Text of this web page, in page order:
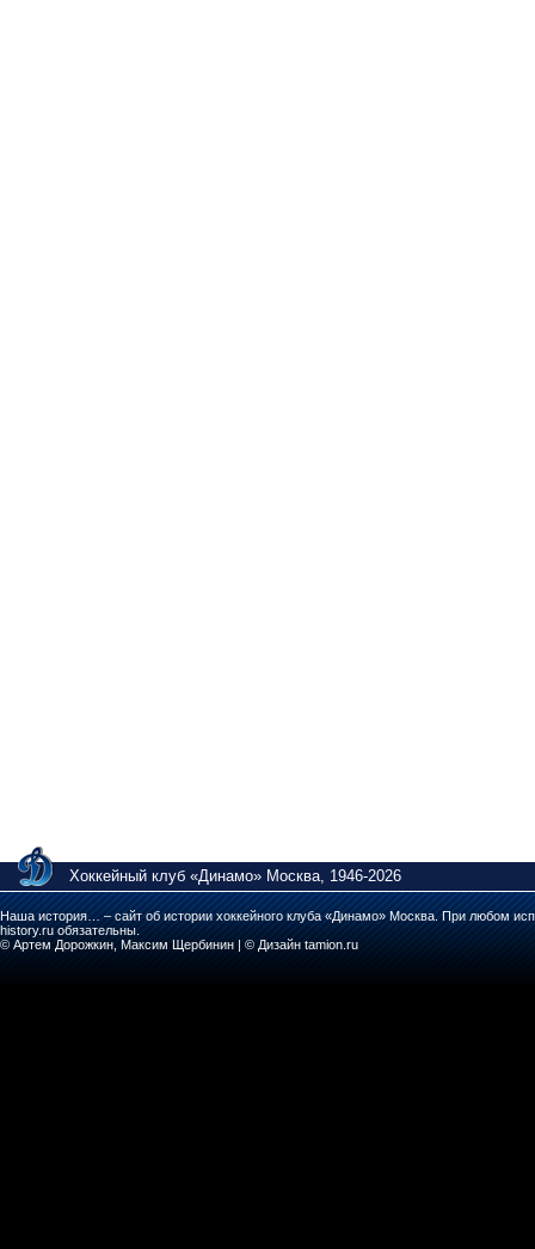
Хоккейный клуб «Динамо» Москва, 1946-2026
Наша история… – сайт об истории хоккейного клуба «Динамо» Москва. При любом
history.ru обязательны.
© Артем Дорожкин, Максим Щербинин | © Дизайн tamion.ru